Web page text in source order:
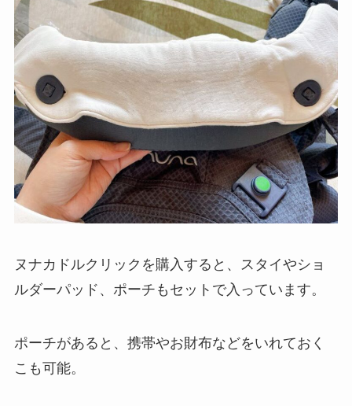
ヌナカドルクリックを購入すると、スタイやショ
ルダーパッド、ポーチもセットで入っています。
ポーチがあると、携帯やお財布などをいれておく
こも可能。